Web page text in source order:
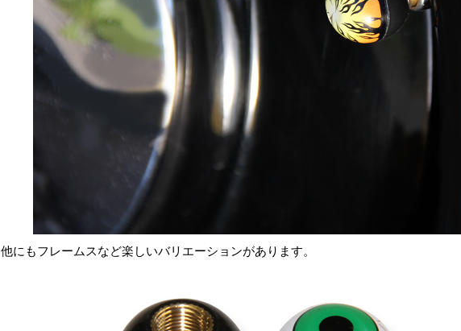
他にもフレームスなど楽しいバリエーションがあります。